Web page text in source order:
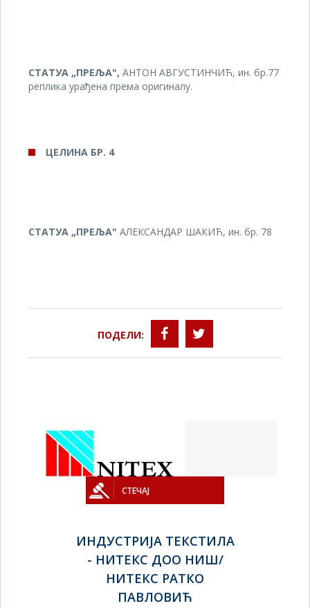
СТАТУА „ПРЕЉА", АНТОН АВГУСТИНЧИЋ, ин. бр.77
реплика урађена према оригиналу.
ЦЕЛИНА БР. 4
СТАТУА „ПРЕЉА" АЛЕКСАНДАР ШАКИЋ, ин. бр. 78
ПОДЕЛИ:
СТЕЧАЈ
ИНДУСТРИЈА ТЕКСТИЛА
- НИТЕКС ДОО НИШ/
НИТЕКС РАТКО
ПАВЛОВИЋ